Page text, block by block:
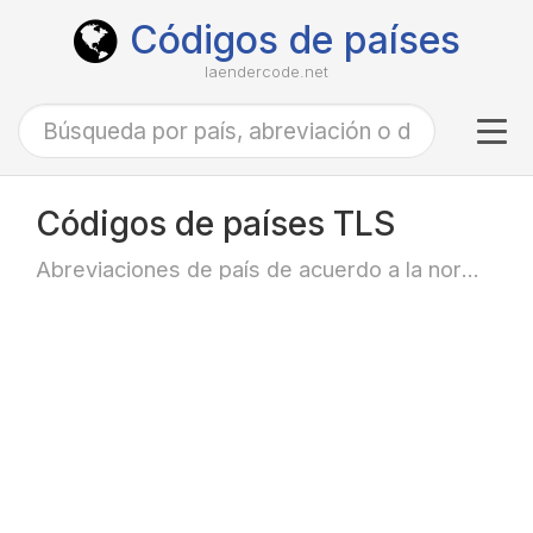
Códigos de países
laendercode.net
Códigos de países TLS
Abreviaciones de país de acuerdo a la norma ISO-3166 alfa-3